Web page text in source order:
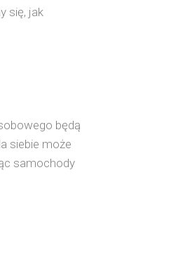
się, jak
będą
siebie może
samochody